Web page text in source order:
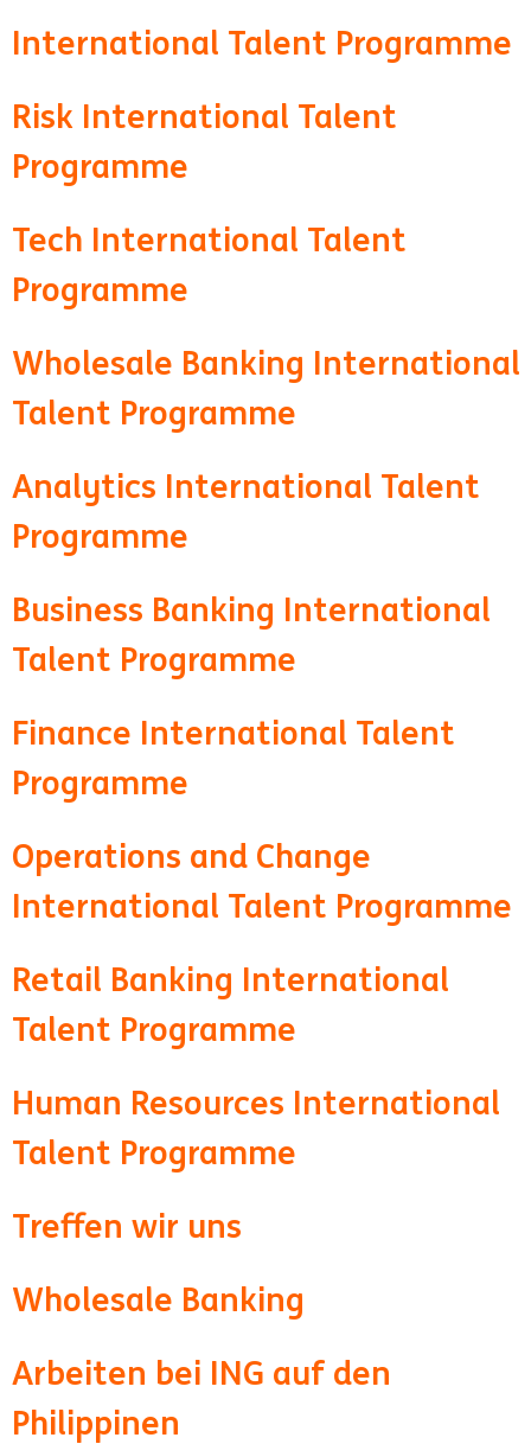
International Talent Programme
Risk International Talent
Programme
Tech International Talent
Programme
Wholesale Banking International
Talent Programme
Analytics International Talent
Programme
Business Banking International
Talent Programme
Finance International Talent
Programme
Operations and Change
International Talent Programme
Retail Banking International
Talent Programme
Human Resources International
Talent Programme
Treffen wir uns
Wholesale Banking
Arbeiten bei ING auf den
Philippinen